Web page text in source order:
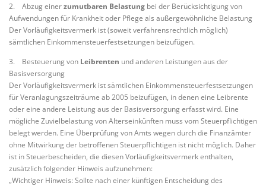
2. Abzug einerzumutbaren Belastung bei der Berücksichtigung von
Aufwendungen für Krankheit oder Pflege als außergewöhnliche Belastung
Der Vorläufigkeitsvermerk ist (soweit verfahrensrechtlich möglich)
sämtlichen Einkommensteuerfestsetzungen beizufügen.
3. Besteuerung von Leibrenten und anderen Leistungen aus der
Basisversorgung
Der Vorläufigkeitsvermerk ist sämtlichen Einkommensteuerfestsetzungen
für Veranlagungszeiträume ab 2005 beizufügen, in denen eine Leibrente
oder eine andere Leistung aus der Basisversorgung erfasst wird. Eine
mögliche Zuvielbelastung von Alterseinkünften muss vom Steuerpflichtigen
belegt werden. Eine Überprüfung von Amts wegen durch die Finanzämter
ohne Mitwirkung der betroffenen Steuerpflichtigen ist nicht möglich. Daher
ist in Steuerbescheiden, die diesen Vorläufigkeitsvermerk enthalten,
zusätzlich folgender Hinweis aufzunehmen:
„Wichtiger Hinweis: Sollte nach einer künftigen Entscheidung des